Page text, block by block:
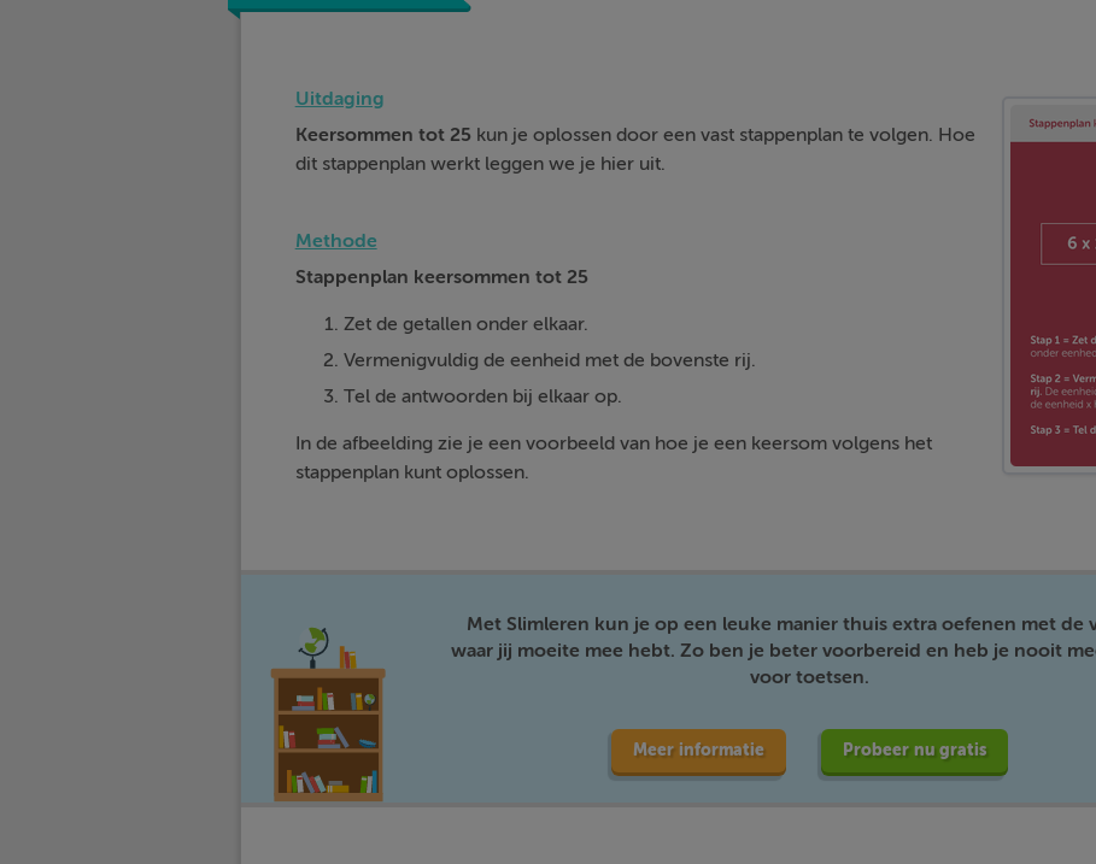
Uitdaging
Keersommen tot 25 kun je oplossen door een vast stappenplan te volgen. Hoe
dit stappenplan werkt leggen we je hier uit.
Methode
Stappenplan keersommen tot 25
Zet de getallen onder elkaar.
Vermenigvuldig de eenheid met de bovenste rij.
Tel de antwoorden bij elkaar op.
In de afbeelding zie je een voorbeeld van hoe je een keersom volgens het
stappenplan kunt oplossen.
Met Slimleren kun je op een leuke manier thuis extra oefenen met de
waar jij moeite mee hebt. Zo ben je beter voorbereid en heb je nooit
voor toetsen.
Meer informatie Probeer nu gratis